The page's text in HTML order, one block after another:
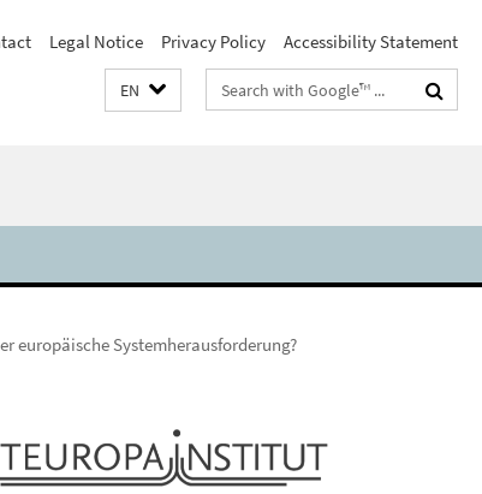
Legal Notice Privacy Policy Accessibility Statement
EN
Search
terms
europäische Systemherausforderung?